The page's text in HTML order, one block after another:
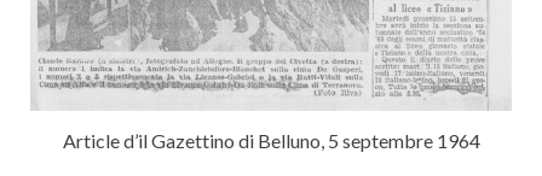
Article d’il Gazettino di Belluno, 5 septembre 1964